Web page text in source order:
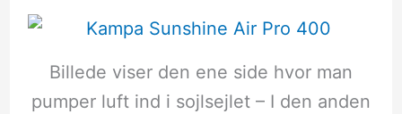
Billede viser den ene side hvor man
pumper luft ind i sojlsejlet – I den anden